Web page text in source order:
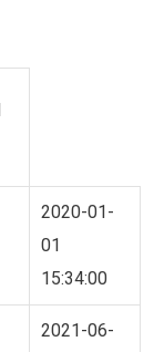
2020-01-
01
15:34:00
2021-06-